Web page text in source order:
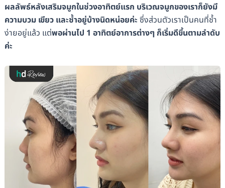
ผลลัพธ์หลังเสริมจมูกในช่วงอาทิตย์แรก บริเวณจมูกของเราก็ยังมี
ความบวม เขียว และช้ำอยู่บ้างนิดหน่อยค่ะ ซึ่งส่วนตัวเราเป็นคนที่ช้ำ
ง่ายอยู่แล้ว แต่พอผ่านไป 1 อาทิตย์อาการต่างๆ ก็เริ่มดีขึ้นตามลำดับ
ค่ะ